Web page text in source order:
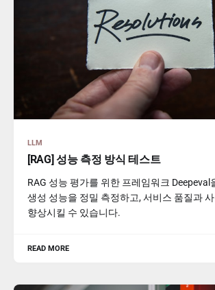
LLM
[RAG] 성능 측정 방식 테스트
RAG 성능 평가를 위한 프레임워크 Deepeval
생성 성능을 정밀 측정하고, 서비스 품질과
향상시킬 수 있습니다.
READ MORE